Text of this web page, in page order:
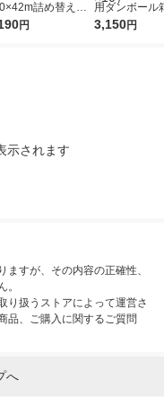
詰め替え用
オリジナル
円
用ダンボール
法：縦24cm×
3,150円
示されます
すが、その内容の正確性、
。
り扱うストアによって運営さ
品、ご購入に関するご質問
へ